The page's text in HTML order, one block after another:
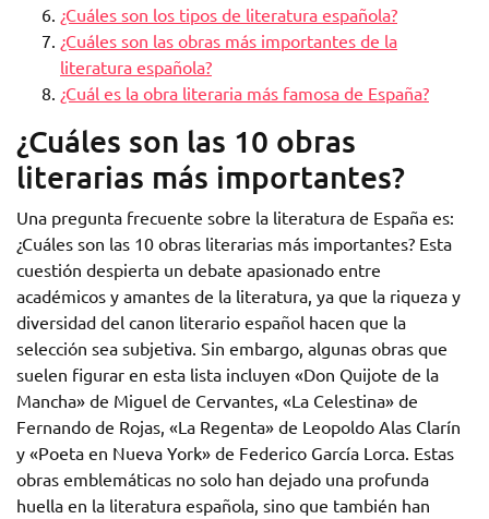
¿Cuáles son los tipos de literatura española?
¿Cuáles son las obras más importantes de la
literatura española?
¿Cuál es la obra literaria más famosa de España?
¿Cuáles son las 10 obras
literarias más importantes?
Una pregunta frecuente sobre la literatura de España es:
¿Cuáles son las 10 obras literarias más importantes? Esta
cuestión despierta un debate apasionado entre
académicos y amantes de la literatura, ya que la riqueza y
diversidad del canon literario español hacen que la
selección sea subjetiva. Sin embargo, algunas obras que
suelen figurar en esta lista incluyen «Don Quijote de la
Mancha» de Miguel de Cervantes, «La Celestina» de
Fernando de Rojas, «La Regenta» de Leopoldo Alas Clarín
y «Poeta en Nueva York» de Federico García Lorca. Estas
obras emblemáticas no solo han dejado una profunda
huella en la literatura española, sino que también han